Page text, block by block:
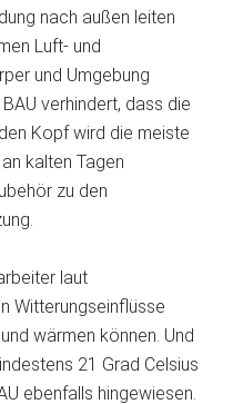
nach außen leiten
Luft- und
und Umgebung
verhindert, dass die
Kopf wird die meiste
kalten Tagen
zu den
laut
Witterungseinflüsse
wärmen können. Und
21 Grad Celsius
ebenfalls hingewiesen.